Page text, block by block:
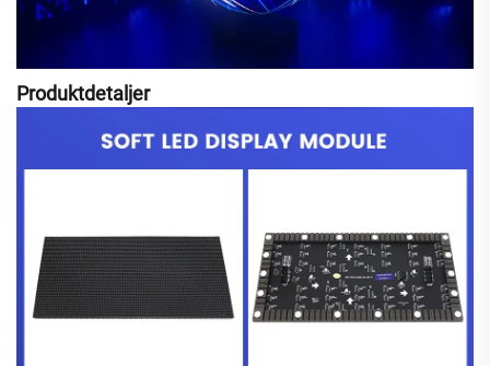
Produktdetaljer